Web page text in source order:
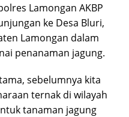
Lamongan AKBP
ke Desa Bluri,
Lamongan dalam
penanaman jagung.
sebelumnya kita
ternak di wilayah
tanaman jagung